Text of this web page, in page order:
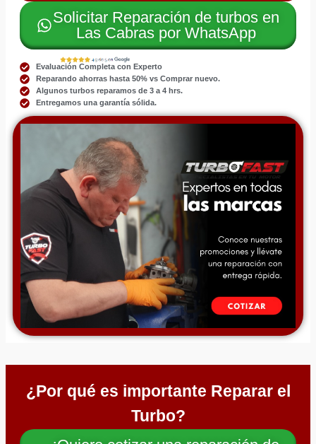
Solicitar Reparación de turbos en
Las Cabras por WhatsApp
Evaluación Completa con Experto
Reparando ahorras hasta 50% vs Comprar nuevo.
Algunos turbos reparamos de 3 a 4 hrs.
Entregamos una garantía sólida.
¿Por qué es importante Reparar el
Turbo?